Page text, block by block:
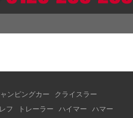
ンピングカー
クライスラー
フ トレーラー ハイマー
ハマー